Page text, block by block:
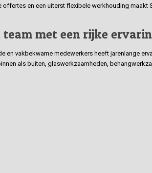
offertes en een uiterst flexibele werkhouding
team met een rijke
en vakbekwame medewerkers heeft jarenlange
als buiten, glaswerkzaamheden,